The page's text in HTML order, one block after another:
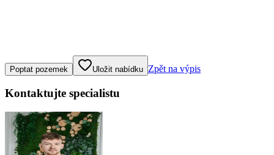
Klepněte nebo klikněte pro ovládání mapy
Poptat pozemek Uložit nabídku Zpět na výpis
Kontaktujte specialistu